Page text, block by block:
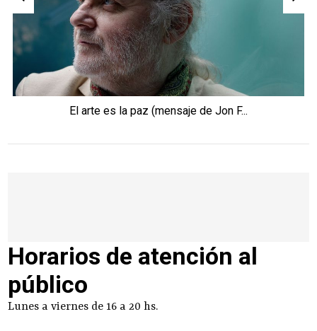
El arte es la paz (mensaje de Jon F...
Horarios de atención al
público
Lunes a viernes de 16 a 20 hs.